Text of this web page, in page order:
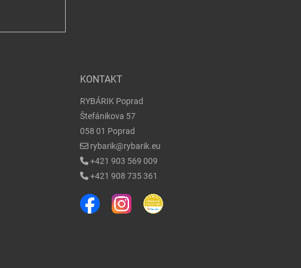
KONTAKT
RYBÁRIK Poprad
Štefánikova 57
058 01 Poprad
rybarik@rybarik.eu
+421 903 569 009
+421 908 735 361